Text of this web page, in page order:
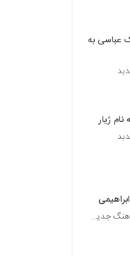
عباسی به
ژیار
دانلود آهنگ جدید، دانلود اهنگ جدید ایرانی